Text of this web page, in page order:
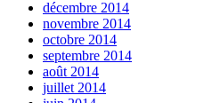
décembre 2014
novembre 2014
octobre 2014
septembre 2014
août 2014
juillet 2014